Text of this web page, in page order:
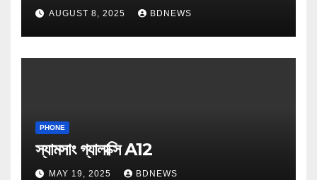
AUGUST 8, 2025 BDNEWS
PHONE
স্যামসাং গ্যালাক্সি A12
MAY 19, 2025 BDNEWS